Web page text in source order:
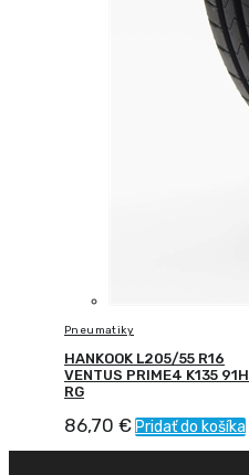
Pneumatiky
HANKOOK L205/55 R16
VENTUS PRIME4 K135 91H
RG
86,70 € Pridať do košíka